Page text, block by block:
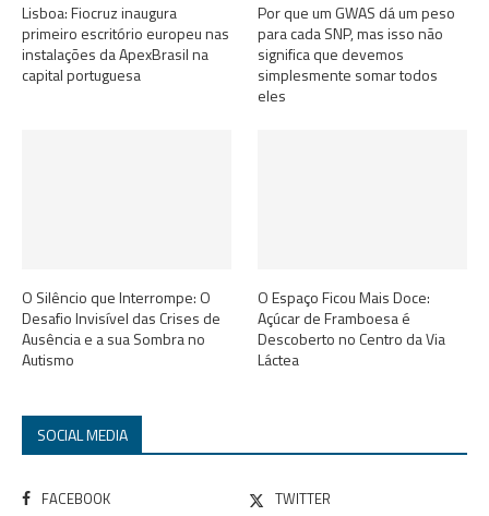
Lisboa: Fiocruz inaugura
primeiro escritório europeu nas
instalações da ApexBrasil na
capital portuguesa
Por que um GWAS dá um peso
para cada SNP, mas isso não
significa que devemos
simplesmente somar todos
eles
O Silêncio que Interrompe: O
Desafio Invisível das Crises de
Ausência e a sua Sombra no
Autismo
O Espaço Ficou Mais Doce:
Açúcar de Framboesa é
Descoberto no Centro da Via
Láctea
SOCIAL MEDIA
FACEBOOK TWITTER